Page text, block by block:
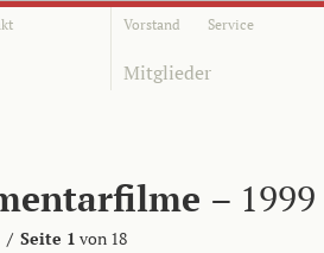
Vorstand Service
Mitglieder
– 1999
/ Seite 1 von 18